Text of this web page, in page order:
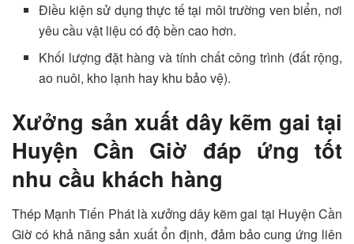
Điều kiện sử dụng thực tế tại môi trường ven biển, nơi
yêu cầu vật liệu có độ bền cao hơn.
Khối lượng đặt hàng và tính chất công trình (đất rộng,
ao nuôi, kho lạnh hay khu bảo vệ).
Xưởng sản xuất dây kẽm gai tại
Huyện Cần Giờ đáp ứng tốt
nhu cầu khách hàng
Thép Mạnh Tiến Phát là xưởng dây kẽm gai tại Huyện Cần
Giờ có khả năng sản xuất ổn định, đảm bảo cung ứng liên